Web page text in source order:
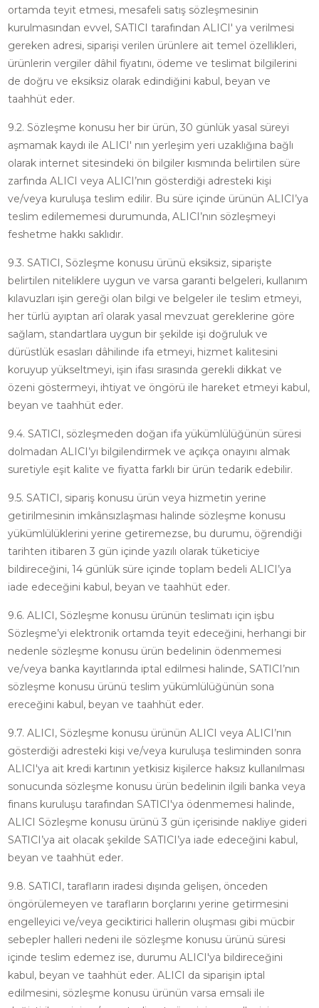
ortamda teyit etmesi, mesafeli satış sözleşmesinin
kurulmasından evvel, SATICI tarafından ALICI' ya verilmesi
gereken adresi, siparişi verilen ürünlere ait temel özellikleri,
ürünlerin vergiler dâhil fiyatını, ödeme ve teslimat bilgilerini
de doğru ve eksiksiz olarak edindiğini kabul, beyan ve
taahhüt eder.
9.2. Sözleşme konusu her bir ürün, 30 günlük yasal süreyi
aşmamak kaydı ile ALICI' nın yerleşim yeri uzaklığına bağlı
olarak internet sitesindeki ön bilgiler kısmında belirtilen süre
zarfında ALICI veya ALICI’nın gösterdiği adresteki kişi
ve/veya kuruluşa teslim edilir. Bu süre içinde ürünün ALICI’ya
teslim edilememesi durumunda, ALICI’nın sözleşmeyi
feshetme hakkı saklıdır.
9.3. SATICI, Sözleşme konusu ürünü eksiksiz, siparişte
belirtilen niteliklere uygun ve varsa garanti belgeleri, kullanım
kılavuzları işin gereği olan bilgi ve belgeler ile teslim etmeyi,
her türlü ayıptan arî olarak yasal mevzuat gereklerine göre
sağlam, standartlara uygun bir şekilde işi doğruluk ve
dürüstlük esasları dâhilinde ifa etmeyi, hizmet kalitesini
koruyup yükseltmeyi, işin ifası sırasında gerekli dikkat ve
özeni göstermeyi, ihtiyat ve öngörü ile hareket etmeyi kabul,
beyan ve taahhüt eder.
9.4. SATICI, sözleşmeden doğan ifa yükümlülüğünün süresi
dolmadan ALICI’yı bilgilendirmek ve açıkça onayını almak
suretiyle eşit kalite ve fiyatta farklı bir ürün tedarik edebilir.
9.5. SATICI, sipariş konusu ürün veya hizmetin yerine
getirilmesinin imkânsızlaşması halinde sözleşme konusu
yükümlülüklerini yerine getiremezse, bu durumu, öğrendiği
tarihten itibaren 3 gün içinde yazılı olarak tüketiciye
bildireceğini, 14 günlük süre içinde toplam bedeli ALICI’ya
iade edeceğini kabul, beyan ve taahhüt eder.
9.6. ALICI, Sözleşme konusu ürünün teslimatı için işbu
Sözleşme’yi elektronik ortamda teyit edeceğini, herhangi bir
nedenle sözleşme konusu ürün bedelinin ödenmemesi
ve/veya banka kayıtlarında iptal edilmesi halinde, SATICI’nın
sözleşme konusu ürünü teslim yükümlülüğünün sona
ereceğini kabul, beyan ve taahhüt eder.
9.7. ALICI, Sözleşme konusu ürünün ALICI veya ALICI’nın
gösterdiği adresteki kişi ve/veya kuruluşa tesliminden sonra
ALICI'ya ait kredi kartının yetkisiz kişilerce haksız kullanılması
sonucunda sözleşme konusu ürün bedelinin ilgili banka veya
finans kuruluşu tarafından SATICI'ya ödenmemesi halinde,
ALICI Sözleşme konusu ürünü 3 gün içerisinde nakliye gideri
SATICI’ya ait olacak şekilde SATICI’ya iade edeceğini kabul,
beyan ve taahhüt eder.
9.8. SATICI, tarafların iradesi dışında gelişen, önceden
öngörülemeyen ve tarafların borçlarını yerine getirmesini
engelleyici ve/veya geciktirici hallerin oluşması gibi mücbir
sebepler halleri nedeni ile sözleşme konusu ürünü süresi
içinde teslim edemez ise, durumu ALICI'ya bildireceğini
kabul, beyan ve taahhüt eder. ALICI da siparişin iptal
edilmesini, sözleşme konusu ürünün varsa emsali ile